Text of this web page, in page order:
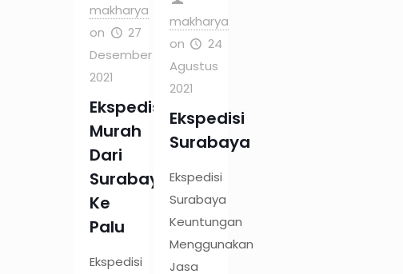
makharya
on
27
Desember
2021
Ekspedisi
Murah
Dari
Surabaya
Ke
Palu
Ekspedisi
makharya
on
24
Agustus
2021
Ekspedisi
Surabaya
Ekspedisi
Surabaya
Keuntungan
Menggunakan
Jasa